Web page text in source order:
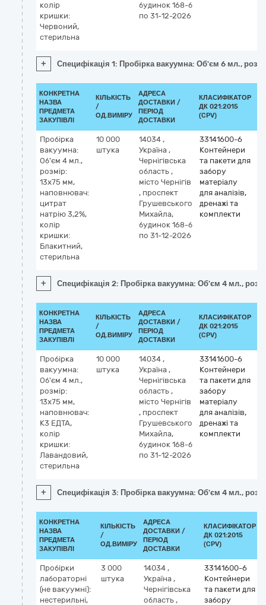
колір
кришки:
Червоний,
стерильна
будинок 168-б
по 31-12-2026
+ Специфікація 1: Пробірка вакуумна: Об'єм 6 мл.,
КОНКРЕТНА
НАЗВА
ПРЕДМЕТА
ЗАКУПІВЛІ
КІЛЬКІСТЬ
/
ОД.ВИМІРУ
АДРЕСА
ДОСТАВКИ /
ПЕРІОД
ДОСТАВКИ
КЛАСИФІКАТОР
ДК 021:2015
(CPV)
Пробірка
вакуумна:
Об'єм 4 мл.,
розмір:
13х75 мм,
наповнювач:
цитрат
натрію 3,2%,
колір
кришки:
Блакитний,
стерильна
10 000
штука
14034 ,
Україна ,
Чернігівська
область ,
місто Чернігів
, проспект
Грушевського
Михайла,
будинок 168-б
по 31-12-2026
33141600-6
Контейнери
та пакети для
забору
матеріалу
для аналізів,
дренажі та
комплекти
+ Специфікація 2: Пробірка вакуумна: Об'єм 4 мл.,
КОНКРЕТНА
НАЗВА
ПРЕДМЕТА
ЗАКУПІВЛІ
КІЛЬКІСТЬ
/
ОД.ВИМІРУ
АДРЕСА
ДОСТАВКИ /
ПЕРІОД
ДОСТАВКИ
КЛАСИФІКАТОР
ДК 021:2015
(CPV)
Пробірка
вакуумна:
Об'єм 4 мл.,
розмір:
13х75 мм,
наповнювач:
К3 ЕДТА,
колір
кришки:
Лавандовий,
стерильна
10 000
штука
14034 ,
Україна ,
Чернігівська
область ,
місто Чернігів
, проспект
Грушевського
Михайла,
будинок 168-б
по 31-12-2026
33141600-6
Контейнери
та пакети для
забору
матеріалу
для аналізів,
дренажі та
комплекти
+ Специфікація 3: Пробірка вакуумна: Об'єм 4 мл.,
КОНКРЕТНА
НАЗВА
ПРЕДМЕТА
ЗАКУПІВЛІ
КІЛЬКІСТЬ
/
ОД.ВИМІРУ
АДРЕСА
ДОСТАВКИ /
ПЕРІОД
ДОСТАВКИ
КЛАСИФІКАТОР
ДК 021:2015
(CPV)
Пробірки
лабораторні
(не вакуумні):
нестерильні,
3 000
штука
14034 ,
Україна ,
Чернігівська
область ,
33141600-6
Контейнери
та пакети для
забору